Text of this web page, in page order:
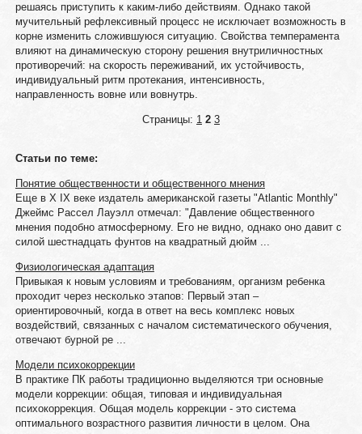
решаясь приступить к каким-либо действиям. Однако такой
мучительный рефлексивный процесс не исключает возможность в
корне изменить сложившуюся ситуацию. Свойства темперамента
влияют на динамическую сторону решения внутриличностных
противоречий: на скорость переживаний, их устойчивость,
индивидуальный ритм протекания, интенсивность,
направленность вовне или вовнутрь.
Страницы: 1 2 3
Статьи по теме:
Понятие общественности и общественного мнения
Еще в Х IX веке издатель американской газеты "Atlantic Monthly"
Джеймс Рассел Лауэлл отмечал: "Давление общественного
мнения подобно атмосферному. Его не видно, однако оно давит с
силой шестнадцать фунтов на квадратный дюйм ...
Физиологическая адаптация
Привыкая к новым условиям и требованиям, организм ребенка
проходит через несколько этапов: Первый этап –
ориентировочный, когда в ответ на весь комплекс новых
воздействий, связанных с началом систематического обучения,
отвечают бурной ре ...
Модели психокоррекции
В практике ПК работы традиционно выделяются три основные
модели коррекции: общая, типовая и индивидуальная
психокоррекция. Общая модель коррекции - это система
оптимального возрастного развития личности в целом. Она